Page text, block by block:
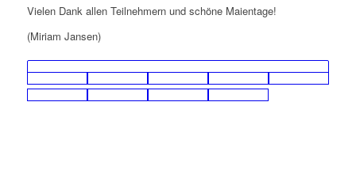
Vielen Dank allen Teilnehmern und schöne Maientage!
(Miriam Jansen)